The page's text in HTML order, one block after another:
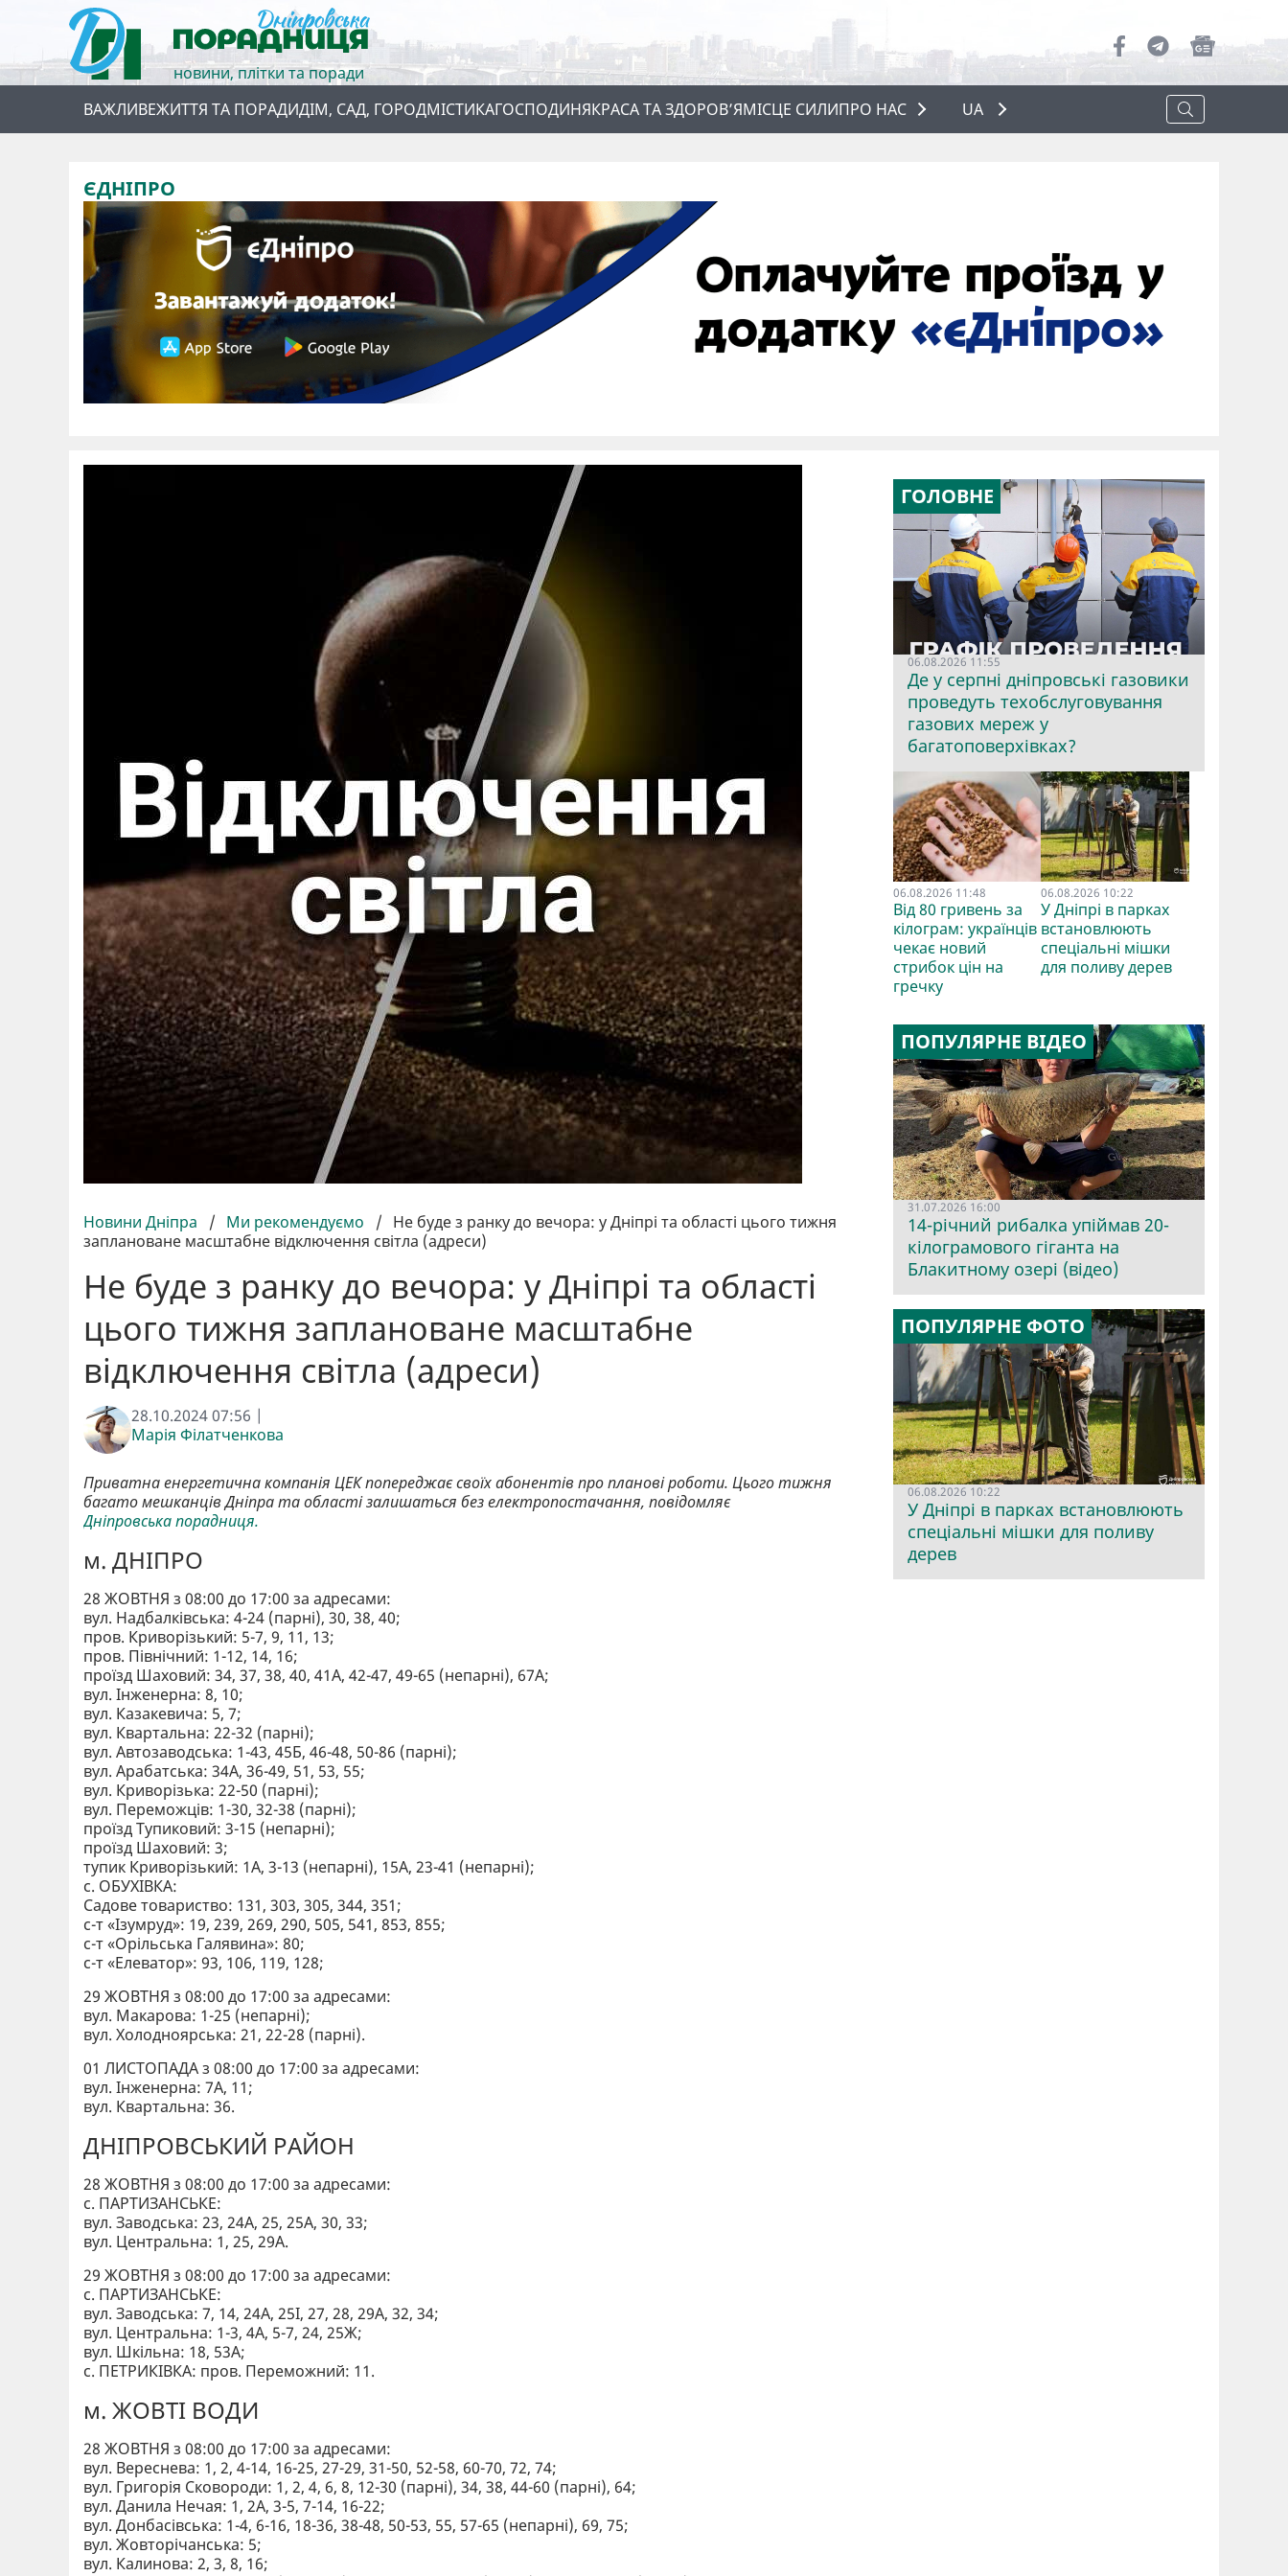
новини, плітки та поради
ВАЖЛИВЕЖИТТЯ ТА ПОРАДИДІМ, САД, ГОРОДМІСТИКАГОСПОДИНЯКРАСА ТА ЗДОРОВ’ЯМІСЦЕ СИЛИПРО НАС
ПРО НАС
UA
ЄДНІПРО
Новини Дніпра / Ми рекомендуємо / Не буде з ранку до вечора: у Дніпрі та області цього тижня
заплановане масштабне відключення світла (адреси)
Не буде з ранку до вечора: у Дніпрі та області
цього тижня заплановане масштабне
відключення світла (адреси)
28.10.2024 07:56 |
Марія Філатченкова
Приватна енергетична компанія ЦЕК попереджає своїх абонентів про планові роботи. Цього тижня
багато мешканців Дніпра та області залишаться без електропостачання, повідомляє
Дніпровська порадниця.
м. ДНІПРО
28 ЖОВТНЯ з 08:00 до 17:00 за адресами:
вул. Надбалківська: 4-24 (парні), 30, 38, 40;
пров. Криворізький: 5-7, 9, 11, 13;
пров. Північний: 1-12, 14, 16;
проїзд Шаховий: 34, 37, 38, 40, 41А, 42-47, 49-65 (непарні), 67А;
вул. Інженерна: 8, 10;
вул. Казакевича: 5, 7;
вул. Квартальна: 22-32 (парні);
вул. Автозаводська: 1-43, 45Б, 46-48, 50-86 (парні);
вул. Арабатська: 34А, 36-49, 51, 53, 55;
вул. Криворізька: 22-50 (парні);
вул. Переможців: 1-30, 32-38 (парні);
проїзд Тупиковий: 3-15 (непарні);
проїзд Шаховий: 3;
тупик Криворізький: 1А, 3-13 (непарні), 15А, 23-41 (непарні);
с. ОБУХІВКА:
Садове товариство: 131, 303, 305, 344, 351;
с-т «Ізумруд»: 19, 239, 269, 290, 505, 541, 853, 855;
с-т «Орільська Галявина»: 80;
с-т «Елеватор»: 93, 106, 119, 128;
29 ЖОВТНЯ з 08:00 до 17:00 за адресами:
вул. Макарова: 1-25 (непарні);
вул. Холодноярська: 21, 22-28 (парні).
01 ЛИСТОПАДА з 08:00 до 17:00 за адресами:
вул. Інженерна: 7А, 11;
вул. Квартальна: 36.
ДНІПРОВСЬКИЙ РАЙОН
28 ЖОВТНЯ з 08:00 до 17:00 за адресами:
с. ПАРТИЗАНСЬКЕ:
вул. Заводська: 23, 24А, 25, 25А, 30, 33;
вул. Центральна: 1, 25, 29А.
29 ЖОВТНЯ з 08:00 до 17:00 за адресами:
с. ПАРТИЗАНСЬКЕ:
вул. Заводська: 7, 14, 24А, 25І, 27, 28, 29А, 32, 34;
вул. Центральна: 1-3, 4А, 5-7, 24, 25Ж;
вул. Шкільна: 18, 53А;
с. ПЕТРИКІВКА: пров. Переможний: 11.
м. ЖОВТІ ВОДИ
28 ЖОВТНЯ з 08:00 до 17:00 за адресами:
вул. Вереснева: 1, 2, 4-14, 16-25, 27-29, 31-50, 52-58, 60-70, 72, 74;
вул. Григорія Сковороди: 1, 2, 4, 6, 8, 12-30 (парні), 34, 38, 44-60 (парні), 64;
вул. Данила Нечая: 1, 2А, 3-5, 7-14, 16-22;
вул. Донбасівська: 1-4, 6-16, 18-36, 38-48, 50-53, 55, 57-65 (непарні), 69, 75;
вул. Жовторічанська: 5;
вул. Калинова: 2, 3, 8, 16;
ГОЛОВНЕ
06.08.2026 11:55
Де у серпні дніпровські газовики
проведуть техобслуговування
газових мереж у
багатоповерхівках?
06.08.2026 11:48
Від 80 гривень за
кілограм: українців
чекає новий
стрибок цін на
гречку
06.08.2026 10:22
У Дніпрі в парках
встановлюють
спеціальні мішки
для поливу дерев
ПОПУЛЯРНЕ ВІДЕО
31.07.2026 16:00
14-річний рибалка упіймав 20-
кілограмового гіганта на
Блакитному озері (відео)
ПОПУЛЯРНЕ ФОТО
06.08.2026 10:22
У Дніпрі в парках встановлюють
спеціальні мішки для поливу
дерев